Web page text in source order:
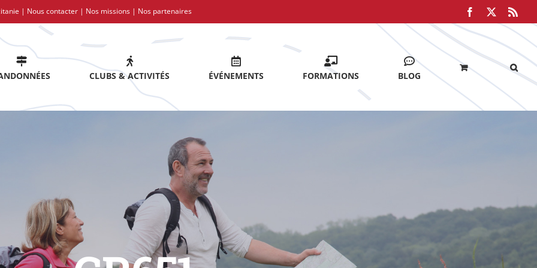
| Nous contacter | Nos missions | Nos partenaires Facebook
CLUBS & ACTIVITÉS ÉVÉNEMENTS FORMATIONS BLOG